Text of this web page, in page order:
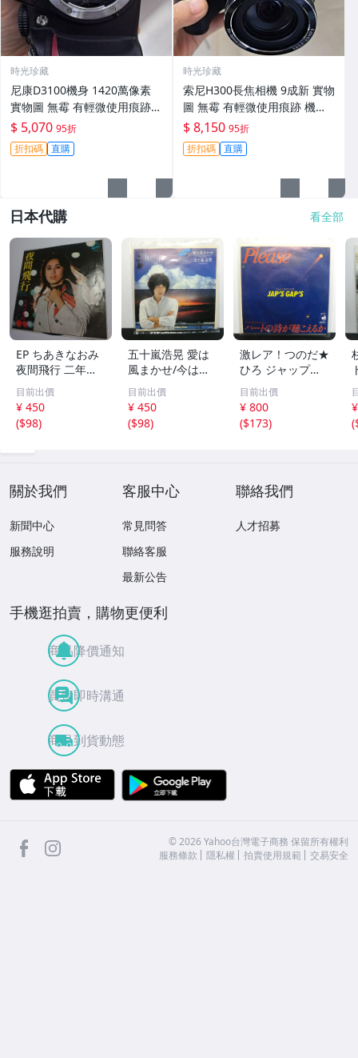
時光珍藏
尼康D3100機身 1420萬像素
實物圖 無霉 有輕微使用痕跡
機身原裝 無拆修無翻新 臨-34
3
$ 5,070 95折
折扣碼 直購
時光珍藏
索尼H300長焦相機 9成新 實物
圖 無霉 有輕微使用痕跡 機身
鏡頭原裝 無拆修無翻新-3430
$ 8,150 95折
折扣碼 直購
日本代購 看全部
EP ちあきなおみ
夜間飛行 二年前
の秋
目前出價
¥ 450
($98)
五十嵐浩晃 愛は
風まかせ/今はひ
とりで EPレコー
ド シングル 06SH
771/1980 スプラ
イトのCMソング
目前出價
¥ 450
($98)
激レア！つのだ★
ひろ ジャップ
ス・ギャップス/
プリーズ EPレコ
ード シングル
『ハートの詩が聴
目前出價
¥ 800
($173)
(
關於我們
新聞中心
服務說明
客服中心
常見問答
聯絡客服
最新公告
聯絡我們
人才招募
手機逛拍賣，購物更便利
商品降價通知
買賣即時溝通
商品到貨動態
APP Store
facebook ©2026 Yahoo台灣電子商務 保留所有權利
服務條款
隱私權 拍賣使用規範 交易安全